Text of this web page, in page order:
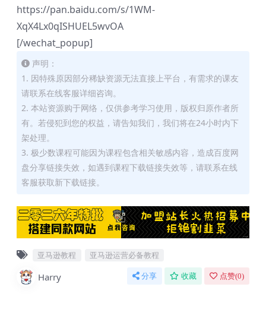
https://pan.baidu.com/s/1WM-
XqX4Lx0qISHUEL5wvOA
[/wechat_popup]
声明：
1. 因特殊原因部分稀缺资源无法直接上平台，有需求的课友
请联系在线客服详细咨询。
2. 本站资源购于网络，仅供参考学习使用，版权归原作者所
有。若侵犯到您的权益，请告知我们，我们将在24小时内下
架处理。
3. 极少数课程可能因为课程包含相关敏感内容，造成百度网
盘分享链接失效，如遇到课程下载链接失效等，请联系在线
客服获取新下载链接。
亚马逊教程 亚马逊运营必备教程
Harry 分享 收藏 点赞(0)